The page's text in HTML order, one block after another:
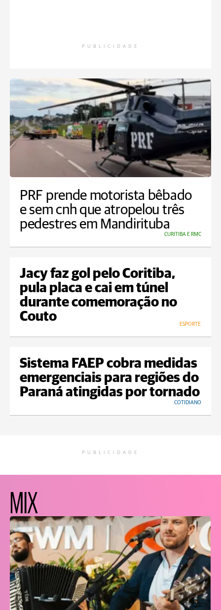
PUBLICIDADE
PRF prende motorista bêbado
e sem cnh que atropelou três
pedestres em Mandirituba
CURITIBA E RMC
Jacy faz gol pelo Coritiba,
pula placa e cai em túnel
durante comemoração no
Couto
ESPORTE
Sistema FAEP cobra medidas
emergenciais para regiões do
Paraná atingidas por tornado
COTIDIANO
PUBLICIDADE
MIX